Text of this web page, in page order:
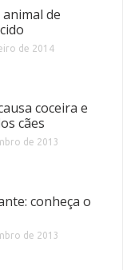
de
de 2014
coceira e
cães
de 2013
conheça o
de 2013